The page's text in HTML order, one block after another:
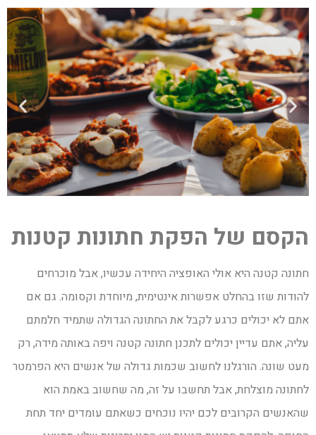
הקסם של הפקת חתונות קטנות
חתונה קטנה היא אולי האופציה היחידה עכשיו, אבל מוכרחים
להודות שזו בהחלט אפשרות אינטימית, מיוחדת וקסומה. גם אם
אתם לא יכולים כרגע לקבל את החתונה הגדולה שתמיד חלמתם
עליה, אתם עדיין יכולים לתכנן חתונה קטנה ויפה באותה מידה, רק
מעט שונה. הורגלנו לחשוב שכמות גדולה של אנשים היא הפרמטר
לחתונה מוצלחת, אבל תחשבו על זה, מה שחשוב באמת הוא
שהאנשים הקרובים לכם יהיו נוכחים כשאתם עומדים יחד תחת